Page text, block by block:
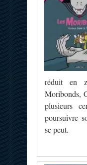
réduit en
Moribonds,
plusieurs
poursuivre
se peut.